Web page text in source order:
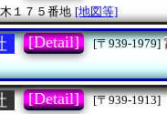
１７５番地 [地図等]
[Detail] [〒939-1979]
[Detail]
[〒939-1913]